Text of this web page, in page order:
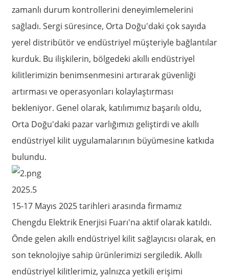
zamanlı durum kontrollerini deneyimlemelerini
sağladı. Sergi süresince, Orta Doğu'daki çok sayıda
yerel distribütör ve endüstriyel müşteriyle bağlantılar
kurduk. Bu ilişkilerin, bölgedeki akıllı endüstriyel
kilitlerimizin benimsenmesini artırarak güvenliği
artırması ve operasyonları kolaylaştırması
bekleniyor. Genel olarak, katılımımız başarılı oldu,
Orta Doğu'daki pazar varlığımızı geliştirdi ve akıllı
endüstriyel kilit uygulamalarının büyümesine katkıda
bulundu.
2025.5
15-17 Mayıs 2025 tarihleri ​​arasında firmamız
Chengdu Elektrik Enerjisi Fuarı'na aktif olarak katıldı.
Önde gelen akıllı endüstriyel kilit sağlayıcısı olarak, en
son teknolojiye sahip ürünlerimizi sergiledik. Akıllı
endüstriyel kilitlerimiz, yalnızca yetkili erişimi